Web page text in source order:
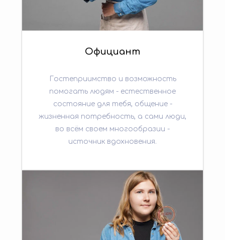
Официант
Гостеприимство и возможность
помогать людям - естественное
состояние для тебя, общение -
жизненная потребность, а сами люди,
во всём своем многообразии -
источник вдохновения.